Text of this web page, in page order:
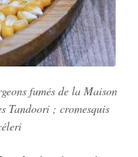
fumés de la Maison
Tandoori ; cromesquis